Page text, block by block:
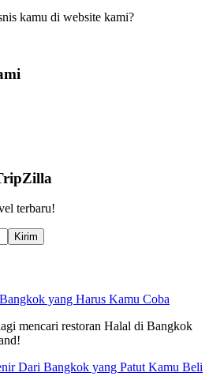
kamu di website kami?
terbaru!
Kirim
yang Harus Kamu Coba
mencari restoran Halal di Bangkok
Dari Bangkok yang Patut Kamu Beli